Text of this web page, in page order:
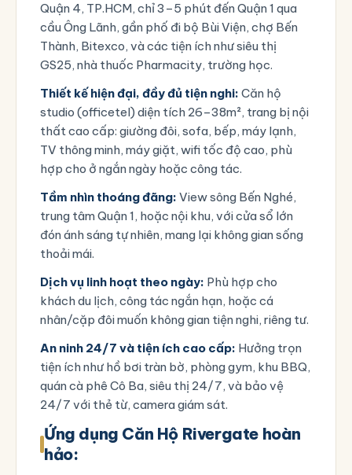
Quận 4, TP.HCM, chỉ 3–5 phút đến Quận 1 qua
cầu Ông Lãnh, gần phố đi bộ Bùi Viện, chợ Bến
Thành, Bitexco, và các tiện ích như siêu thị
GS25, nhà thuốc Pharmacity, trường học.
Thiết kế hiện đại, đầy đủ tiện nghi: Căn hộ
studio (officetel) diện tích 26–38m², trang bị nội
thất cao cấp: giường đôi, sofa, bếp, máy lạnh,
TV thông minh, máy giặt, wifi tốc độ cao, phù
hợp cho ở ngắn ngày hoặc công tác.
Tầm nhìn thoáng đãng: View sông Bến Nghé,
trung tâm Quận 1, hoặc nội khu, với cửa sổ lớn
đón ánh sáng tự nhiên, mang lại không gian sống
thoải mái.
Dịch vụ linh hoạt theo ngày: Phù hợp cho
khách du lịch, công tác ngắn hạn, hoặc cá
nhân/cặp đôi muốn không gian tiện nghi, riêng tư.
An ninh 24/7 và tiện ích cao cấp: Hưởng trọn
tiện ích như hồ bơi tràn bờ, phòng gym, khu BBQ,
quán cà phê Cô Ba, siêu thị 24/7, và bảo vệ
24/7 với thẻ từ, camera giám sát.
Ứng dụng Căn Hộ Rivergate hoàn
hảo: